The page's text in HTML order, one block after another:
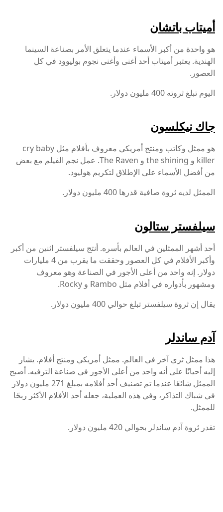
أميتاب باتشان
هو واحدة من أكبر الأسماء عندما يتعلق الأمر بصناعة السينما
الهندية. يعتبر أميتاب أحد أغنى وأغنى نجوم بوليوود في كل
العصور.
اليوم تبلغ ثروته 400 مليون دولار.
جاك نيكلسون
هو ممثل وكاتب ومنتج أمريكي معروف بأفلام مثل cry baby
killer و the shining و The Raven. عمل نجم الفيلم مع بعض
من أفضل الأسماء على الإطلاق لتكريم هوليود.
الممثل لديه ثروة صافية قدرها 400 مليون دولار.
سيلفستر ستالون
أحد أشهر الممثلين في العالم بأسره. أنتج سيلفستر اثنين من أكبر
وأكبر الأفلام في كل العصور وحققت ما يقرب من 4 مليارات
دولار. إنه واحد من أعلى الأجور في الصناعة وهو معروف
ومشهور بأدواره في أفلام مثل Rambo و Rocky.
يقال إن ثروة سيلفستر تبلغ حوالي 400 مليون دولار.
آدم ساندلر
هذا ممثل ثري آخر في العالم. ممثل أمريكي ومنتج أفلام. يشار
إليه أحيانًا على أنه واحد من أعلى الأجور في صناعة الترفيه. أصبح
الممثل شائعًا عندما تم تصنيف أحد أفلامه بمبلغ 271 مليون دولار
في شباك التذاكر، وفي هذه العملية، جعله أحد الأفلام الأكثر ربحًا
للممثل.
تقدر ثروة آدم ساندلر بحوالي 420 مليون دولار.